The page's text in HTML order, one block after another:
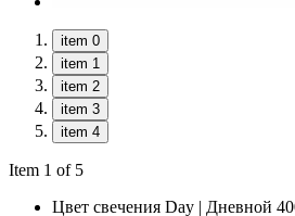
item 0
item 1
item 2
item 3
item 4
Item 1 of 5
Цвет свечения Day | Дневной